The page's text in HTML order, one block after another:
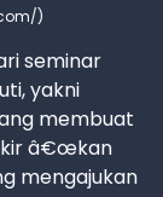
)
seminar
yakni
membuat
â€œkan
mengajukan